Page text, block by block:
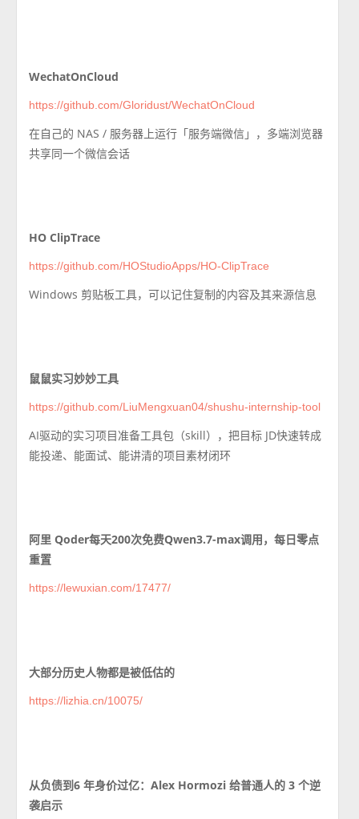
WechatOnCloud
https://github.com/Gloridust/WechatOnCloud
在自己的 NAS / 服务器上运行「服务端微信」，多端浏览器
共享同一个微信会话
HO ClipTrace
https://github.com/HOStudioApps/HO-ClipTrace
Windows 剪贴板工具，可以记住复制的内容及其来源信息
鼠鼠实习妙妙工具
https://github.com/LiuMengxuan04/shushu-internship-tool
AI驱动的实习项目准备工具包（skill），把目标 JD快速转成
能投递、能面试、能讲清的项目素材闭环
阿里 Qoder每天200次免费Qwen3.7-max调用，每日零点
重置
https://lewuxian.com/17477/
大部分历史人物都是被低估的
https://lizhia.cn/10075/
从负债到6 年身价过亿：Alex Hormozi 给普通人的 3 个逆
袭启示